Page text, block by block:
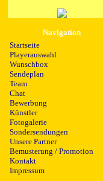
Navigation
Startseite
Playerauswahl
Wunschbox
Sendeplan
Team
Chat
Bewerbung
Künstler
Fotogalerie
Sondersendungen
Unsere Partner
Bemusterung / Promotion
Kontakt
Impressum